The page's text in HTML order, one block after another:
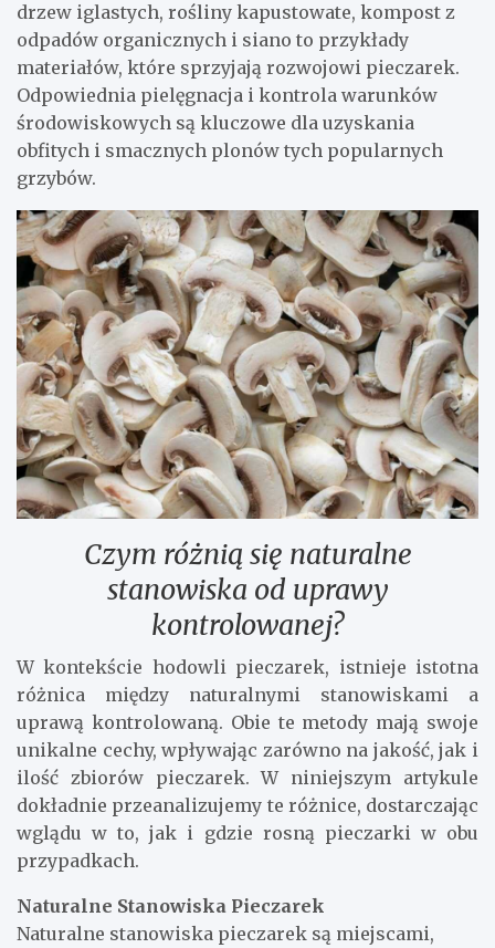
drzew iglastych, rośliny kapustowate, kompost z
odpadów organicznych i siano to przykłady
materiałów, które sprzyjają rozwojowi pieczarek.
Odpowiednia pielęgnacja i kontrola warunków
środowiskowych są kluczowe dla uzyskania
obfitych i smacznych plonów tych popularnych
grzybów.
Czym różnią się naturalne
stanowiska od uprawy
kontrolowanej?
W kontekście hodowli pieczarek, istnieje istotna
różnica między naturalnymi stanowiskami a
uprawą kontrolowaną. Obie te metody mają swoje
unikalne cechy, wpływając zarówno na jakość, jak i
ilość zbiorów pieczarek. W niniejszym artykule
dokładnie przeanalizujemy te różnice, dostarczając
wglądu w to, jak i gdzie rosną pieczarki w obu
przypadkach.
Naturalne Stanowiska Pieczarek
Naturalne stanowiska pieczarek są miejscami,